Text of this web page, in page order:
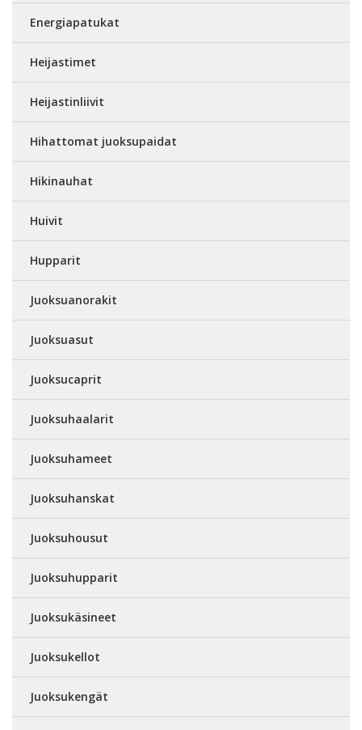
Energiapatukat
Heijastimet
Heijastinliivit
Hihattomat juoksupaidat
Hikinauhat
Huivit
Hupparit
Juoksuanorakit
Juoksuasut
Juoksucaprit
Juoksuhaalarit
Juoksuhameet
Juoksuhanskat
Juoksuhousut
Juoksuhupparit
Juoksukäsineet
Juoksukellot
Juoksukengät